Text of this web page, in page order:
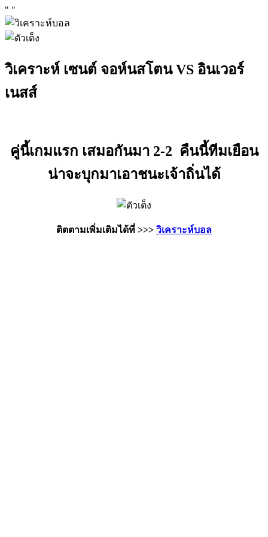
" "
วิเคราะห์ เซนต์ จอห์นสโตน VS อินเวอร์
เนสส์
คู่นี้เกมแรก เสมอกันมา 2-2 คืนนี้ทีมเยือน
น่าจะบุกมาเอาชนะเจ้าถิ่นได้
ติตตามเพิ่มเติมได้ที่ >>> วิเคราะห์บอล